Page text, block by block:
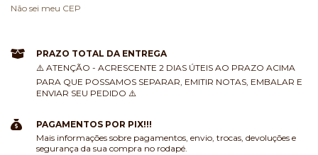
Não sei meu CEP
PRAZO TOTAL DA ENTREGA
⚠️ ATENÇÃO - ACRESCENTE 2 DIAS ÚTEIS AO PRAZO ACIMA
PARA QUE POSSAMOS SEPARAR, EMITIR NOTAS, EMBALAR E
ENVIAR SEU PEDIDO ⚠️
PAGAMENTOS POR PIX!!!
Mais informações sobre pagamentos, envio, trocas, devoluções e
segurança da sua compra no rodapé.